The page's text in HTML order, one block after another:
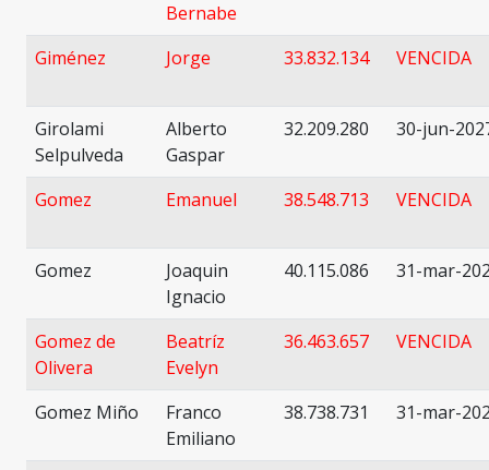
Bernabe
Giménez Jorge 33.832.134 VENCIDA
Girolami
Selpulveda
Alberto
Gaspar
32.209.280 30-jun-
Gomez Emanuel 38.548.713 VENCIDA
Gomez
Joaquin
Ignacio
40.115.086 31-mar-
Gomez de
Olivera
Beatríz
Evelyn
36.463.657 VENCIDA
Gomez Miño
Franco
Emiliano
38.738.731 31-mar-